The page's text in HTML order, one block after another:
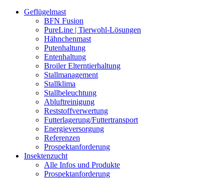
Geflügelmast
BFN Fusion
PureLine | Tierwohl-Lösungen
Hähnchenmast
Putenhaltung
Entenhaltung
Broiler Elterntierhaltung
Stallmanagement
Stallklima
Stallbeleuchtung
Abluftreinigung
Reststoffverwertung
Futterlagerung/Futtertransport
Energieversorgung
Referenzen
Prospektanforderung
Insektenzucht
Alle Infos und Produkte
Prospektanforderung